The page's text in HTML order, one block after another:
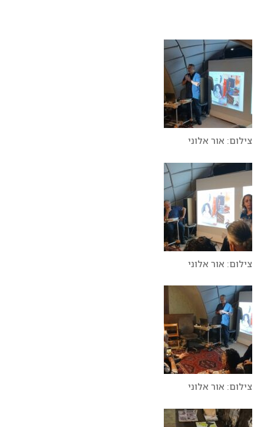
צילום: אור אלוני
צילום: אור אלוני
צילום: אור אלוני